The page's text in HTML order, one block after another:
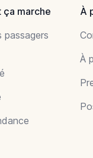
ça marche
passagers
À
À